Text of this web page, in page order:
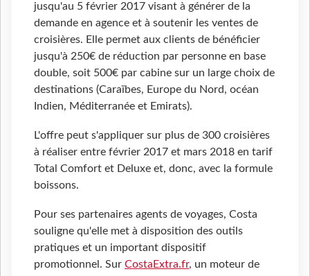
jusqu'au 5 février 2017 visant à générer de la
demande en agence et à soutenir les ventes de
croisières. Elle permet aux clients de bénéficier
jusqu'à 250€ de réduction par personne en base
double, soit 500€ par cabine sur un large choix de
destinations (Caraïbes, Europe du Nord, océan
Indien, Méditerranée et Emirats).
L'offre peut s'appliquer sur plus de 300 croisières
à réaliser entre février 2017 et mars 2018 en tarif
Total Comfort et Deluxe et, donc, avec la formule
boissons.
Pour ses partenaires agents de voyages, Costa
souligne qu'elle met à disposition des outils
pratiques et un important dispositif
promotionnel. Sur CostaExtra.fr, un moteur de